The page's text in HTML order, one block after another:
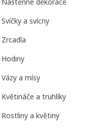
Nástěnné dekorace
Svíčky a svícny
Zrcadla
Hodiny
Vázy a mísy
Květináče a truhlíky
Rostliny a květiny